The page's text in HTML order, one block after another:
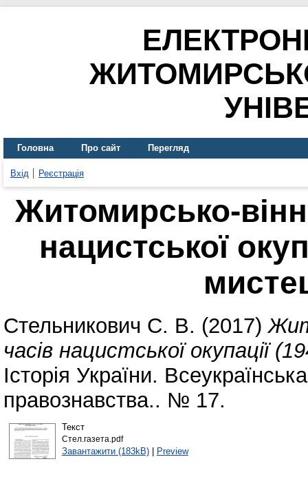
Головна Про сайт Перегляд
Вхід Реєстрація
Житомирсько-
нацистської
Стельникович С. В. (2017)
часів нацистської
Історія України.
правознавства.. № 17.
Текст
Стел.газета.pdf
Завантажити (183kB)| Preview